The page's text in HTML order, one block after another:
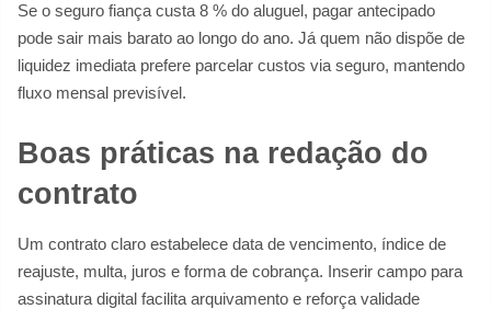
Se o seguro fiança custa 8 % do aluguel, pagar antecipado
pode sair mais barato ao longo do ano. Já quem não dispõe de
liquidez imediata prefere parcelar custos via seguro, mantendo
fluxo mensal previsível.
Boas práticas na redação do
contrato
Um contrato claro estabelece data de vencimento, índice de
reajuste, multa, juros e forma de cobrança. Inserir campo para
assinatura digital facilita arquivamento e reforça validade